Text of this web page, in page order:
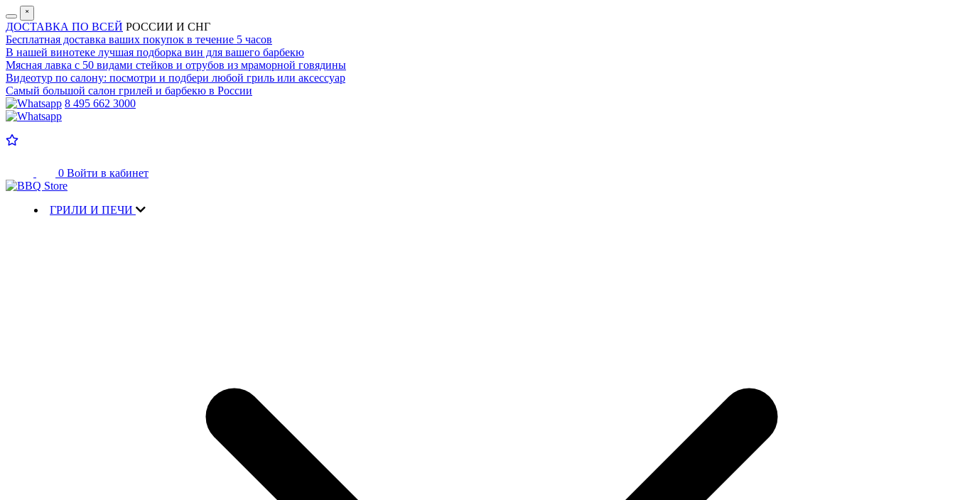
˟
ДОСТАВКА ПО ВСЕЙ РОССИИ И СНГ
Бесплатная доставка ваших покупок в течение 5 часов
В нашей винотеке лучшая подборка вин для вашего барбекю
Мясная лавка с 50 видами стейков и отрубов из мраморной говядины
Видеотур по салону: посмотри и подбери любой гриль или аксессуар
Самый большой салон грилей и барбекю в России
8 495 662 3000
0 Войти в кабинет
ГРИЛИ И ПЕЧИ